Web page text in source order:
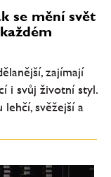
se mění svět
zajímají
i svůj životní styl.
svěžejší a